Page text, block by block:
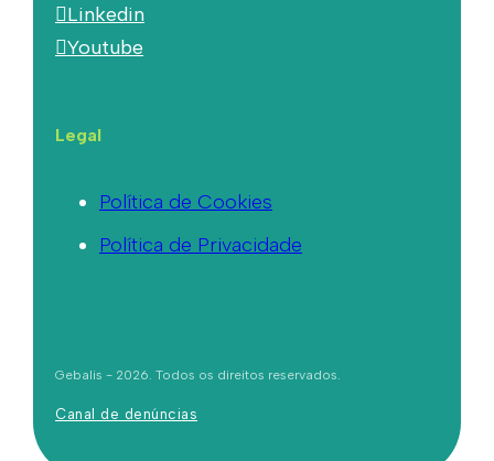
Linkedin
Youtube
Legal
Política de Cookies
Política de Privacidade
Gebalis - 2026. Todos os direitos reservados.
Canal de denúncias